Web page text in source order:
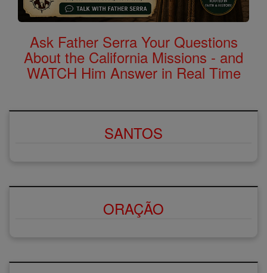
Ask Father Serra Your Questions
About the California Missions - and
WATCH Him Answer in Real Time
SANTOS
ORAÇÃO